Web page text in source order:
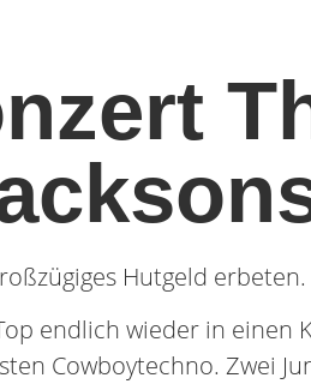
Hutgeld erbeten.
endlich wieder in einen
Cowboytechno. Zwei